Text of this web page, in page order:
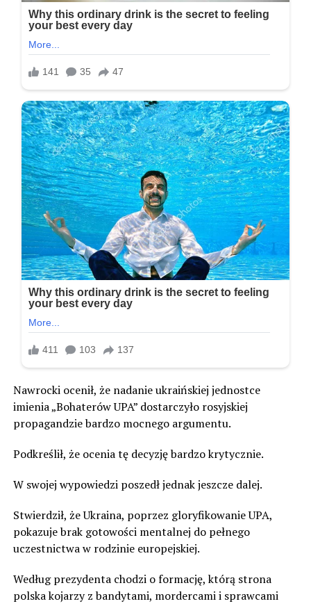
Nawrocki ocenił, że nadanie ukraińskiej jednostce
imienia „Bohaterów UPA” dostarczyło rosyjskiej
propagandzie bardzo mocnego argumentu.
Podkreślił, że ocenia tę decyzję bardzo krytycznie.
W swojej wypowiedzi poszedł jednak jeszcze dalej.
Stwierdził, że Ukraina, poprzez gloryfikowanie UPA,
pokazuje brak gotowości mentalnej do pełnego
uczestnictwa w rodzinie europejskiej.
Według prezydenta chodzi o formację, którą strona
polska kojarzy z bandytami, mordercami i sprawcami